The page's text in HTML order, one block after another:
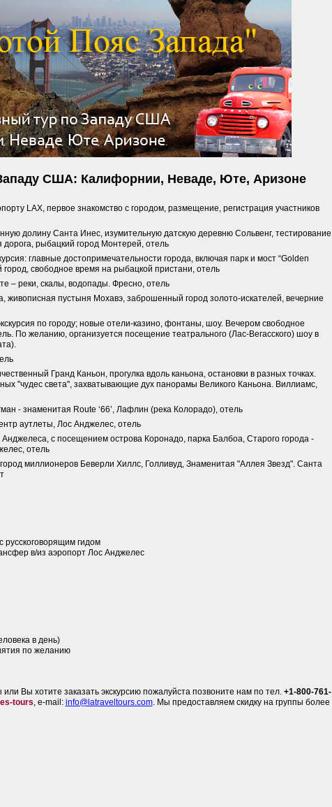
США: Калифорнии, Неваде, Юте, Аризоне
LAX, первое знакомство с городом, размещение, регистрация участников
долину Санта Инес, изумительную датскую деревню Сольвенг, тестирование
рыбацкий город Монтерей, отель
главные достопримечательности города, включая парк и мост “Golden
город, свободное время на рыбацкой пристани, отель
– реки, скалы, водопады. Фресно, отель
пустыня Мохавэ, заброшенный город золото-искателей, вечерние
по городу; новые отели-казино, фонтаны, шоу. Вечером свободное
По желанию, организуется посещение театрального (Лас-Вегасского) шоу в
Гранд Каньон, прогулка вдоль каньона, остановки в разных точках.
"чудес света", захватывающие дух панорамы Великого Каньона. Виллиамс,
- знаменитая Route ‘66’, Лафлин (река Колорадо), отель
аутлеты, Лос Анджелес, отель
с посещением острова Коронадо, парка Балбоа, Старого города -
отель
миллионеров Беверли Хиллс, Голливуд, Знаменитая "Аллея Звезд". Санта
русскоговорящим гидом
в/из аэропорт Лос Анджелес
в день)
по желанию
Вы хотите заказать экскурсию пожалуйста позвоните нам по тел. +1-800-761-
tours, e-mail: info@latraveltours.com. Мы предоставляем скидку на группы более